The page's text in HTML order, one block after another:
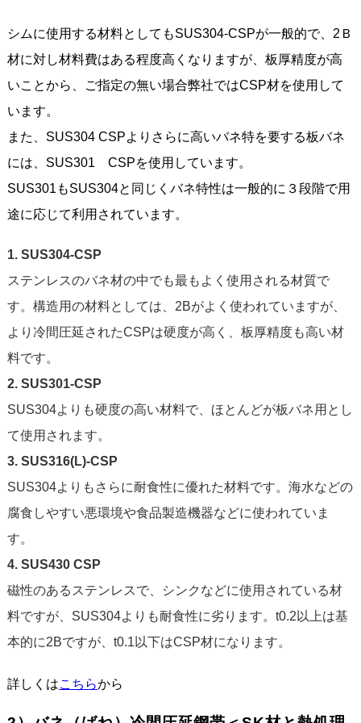
シムに使用する材料としてもSUS304-CSPが一般的で、2Ｂ
材に対し材料費はある程度高くなりますが、板厚精度が高
いことから、ご指定の無い場合弊社ではCSP材を使用して
います。
また、SUS304 CSPよりさらに高いバネ特を要する板バネ
には、SUS301 CSPを使用しています。
SUS301もSUS304と同じくバネ特性は一般的に３段階で用
途に応じて利用されています。
1. SUS304-CSP
ステンレスのバネ材の中でも最もよく使用される材質で
す。構造用の材料としては、2Bがよく使われていますが、
より冷間圧延されたCSPは硬度が高く、板厚精度も高い材
料です。
2. SUS301-CSP
SUS304よりも硬度の高い材料で、ほとんどが板バネ用とし
て使用されます。
3. SUS316(L)-CSP
SUS304よりもさらに耐食性に優れた材料です。海水などの
腐食しやすい悪環境や食品製造機器などに使われていま
す。
4. SUS430 CSP
磁性のあるステンレスで、シンクなどに使用されている材
料ですが、SUS304よりも耐食性に劣ります。t0.2以上は基
本的に2Bですが、t0.1以下はCSP材になります。
詳しくはこちらから